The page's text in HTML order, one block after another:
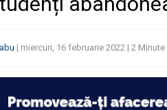
| miercuri, 16 februarie 2022 | 2 Minute